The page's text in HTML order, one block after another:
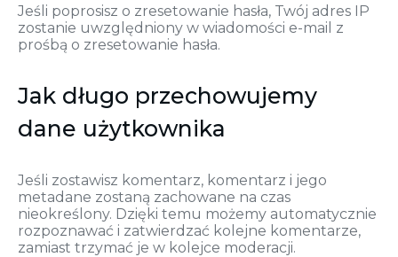
Jeśli poprosisz o zresetowanie hasła, Twój adres IP
zostanie uwzględniony w wiadomości e-mail z
prośbą o zresetowanie hasła.
Jak długo przechowujemy
dane użytkownika
Jeśli zostawisz komentarz, komentarz i jego
metadane zostaną zachowane na czas
nieokreślony. Dzięki temu możemy automatycznie
rozpoznawać i zatwierdzać kolejne komentarze,
zamiast trzymać je w kolejce moderacji.